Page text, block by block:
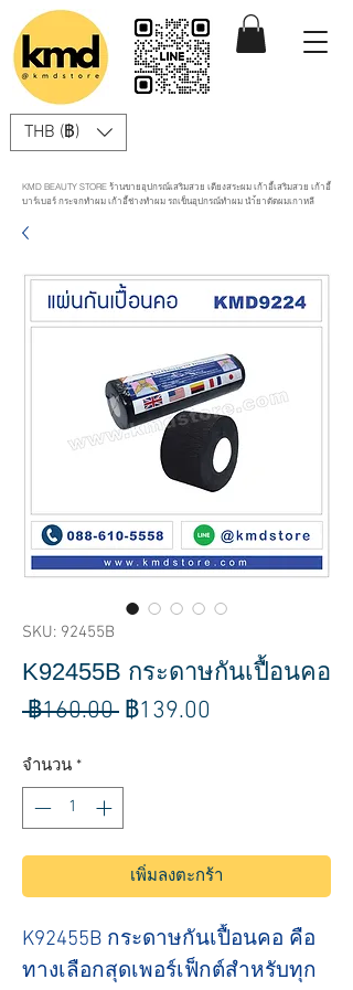
THB (฿)
KMD BEAUTY STORE ร้านขายอุปกรณ์เสริมสวย เตียงสระผม เก้าอี้เสริมสวย เก้าอี้
บาร์เบอร์ กระจกทำผม เก้าอี้ช่างทำผม รถเข็นอุปกรณ์ทำผม นำ้ยาดัดผมเกาหลี
SKU: 92455B
K92455B กระดาษกันเปื้อนคอ
฿160.00 ราคา
฿139.00
จำนวน *
เพิ่มลงตะกร้า
K92455B กระดาษกันเปื้อนคอ คือ
ทางเลือกสุดเพอร์เฟ็กต์สำหรับทุก